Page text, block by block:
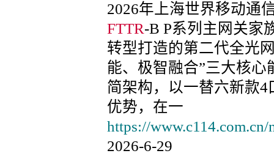
2026年上海世界移动通
FTTR-B P系列主网关家
转型打造的第二代全光
能、极智融合”三大核
简架构，以一替六新款
优势，在一
https://
2026-6-29